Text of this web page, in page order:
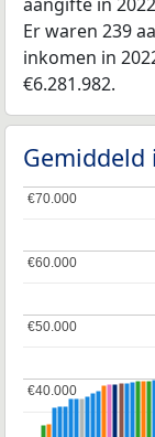
aangifte in
Er waren 239
inkomen in
€6.281.982.
Gemiddeld
€40.000
€40.000
€50.000
€50.000
€60.000
€60.000
€70.000
€70.000